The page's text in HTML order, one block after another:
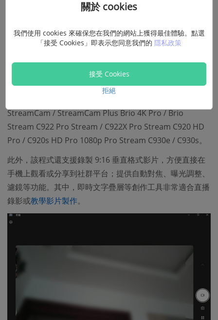
Logitech Capture是一款 Windows/macOS 都能用的高效
桌面及應用程式視窗畫面進行錄影，並在畫中畫、並列顯示
等六種場景間輕鬆切換。
StreamCam / StreamCam Plus Brio 4K Pro / Brio
Stream C922 Pro Stream / C922X Pro Stream C920 HD
Pro / C920s HD Pro 1080p Pro Stream C930e / C930s。
此外，該程式還支援錄製 9:16 垂直格式影片，方便直接在
手機上觀看或分享到社群平台；提供自動對焦、曝光調整、
濾鏡等功能。其中，即時文字疊層等創作工具非常適合直播
錄影或教學影片製作。
關於 cookies
我們使用 cookies 來確保您在我們的網站上獲得最佳體驗。點選
「接受 Cookies」即表示您同意我們的 隱私政策
接受 Cookies
拒絕